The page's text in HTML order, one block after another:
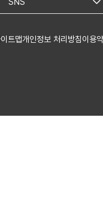
트맵개인정보 처리방침이용